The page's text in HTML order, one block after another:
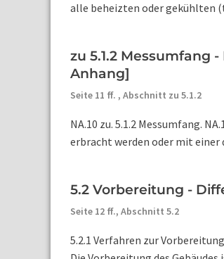
alle beheizten oder gekühlten
zu 5.1.2
Anhang]
Seite 11 ff. , Abschnitt zu 5.1.2
NA.10 zu. 5.1.2 Messumfang.
erbracht werden oder mit einer
5.2 Vorbereitung -
Seite 12 ff., Abschnitt 5.2
5.2.1 Verfahren zur